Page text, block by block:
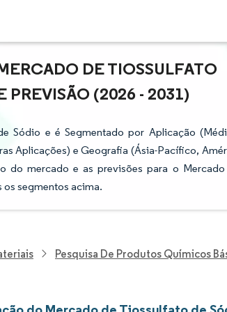
DE TIOSSULFATO
PREVISÃO (2026 - 2031)
Sódio e é Segmentado por Aplicação
Aplicações) e Geografia (Ásia-Pacífico,
do mercado e as previsões para o
segmentos acima.
Pesquisa De Produtos Químicos